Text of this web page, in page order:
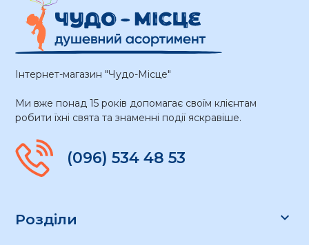
Інтернет-магазин "Чудо-Місце"
Ми вже понад 15 років допомагає своїм клієнтам
робити їхні свята та знаменні події яскравіше.
(096) 534 48 53
Розділи 